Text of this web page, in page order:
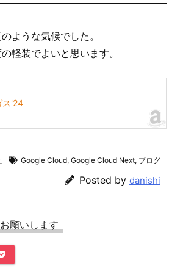
ような気候でした。
軽装でよいと思います。
ス'24
Google Cloud, Google Cloud Next, ブログ
Posted by danishi
願いします